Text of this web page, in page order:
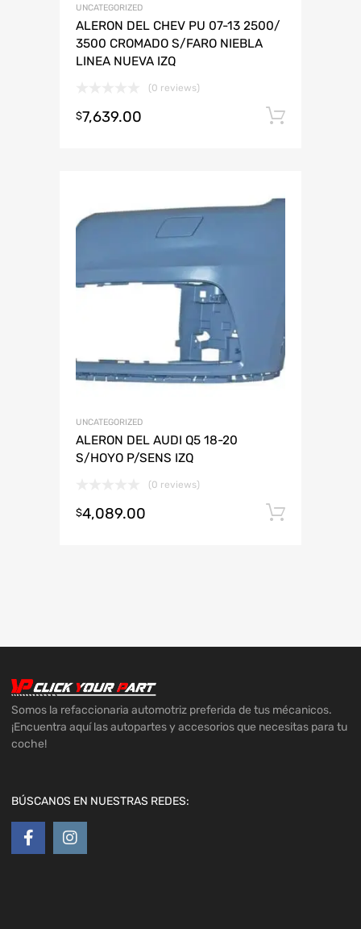
UNCATEGORIZED
ALERON DEL CHEV PU 07-13 2500/
3500 CROMADO S/FARO NIEBLA
LINEA NUEVA IZQ
(0 reviews)
$7,639.00
UNCATEGORIZED
ALERON DEL AUDI Q5 18-20
S/HOYO P/SENS IZQ
(0 reviews)
$4,089.00
Somos la refaccionaria automotriz preferida de tus mécanicos.
¡Encuentra aquí las autopartes y accesorios que necesitas para tu
coche!
BÚSCANOS EN NUESTRAS REDES: